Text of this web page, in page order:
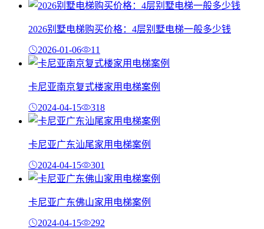
2026别墅电梯购买价格：4层别墅电梯一般多少钱
2026-01-06 11
卡尼亚南京复式楼家用电梯案例
2024-04-15 318
卡尼亚广东汕尾家用电梯案例
2024-04-15 301
卡尼亚广东佛山家用电梯案例
2024-04-15 292